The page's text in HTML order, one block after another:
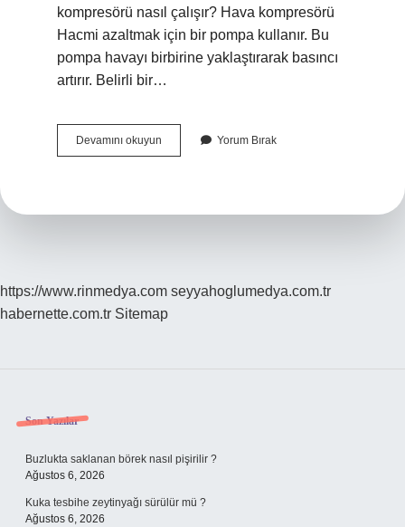
kompresörü nasıl çalışır? Hava kompresörü
Hacmi azaltmak için bir pompa kullanır. Bu
pompa havayı birbirine yaklaştırarak basıncı
artırır. Belirli bir…
Devamını okuyun
Hava
Yorum Bırak
https://www.rinmedya.com seyyahoglumedya.com.tr
habernette.com.tr Sitemap
Sidebar
Son Yazılar
Buzlukta saklanan börek nasıl pişirilir ?
Ağustos 6, 2026
Kuka tesbihe zeytinyağı sürülür mü ?
Ağustos 6, 2026